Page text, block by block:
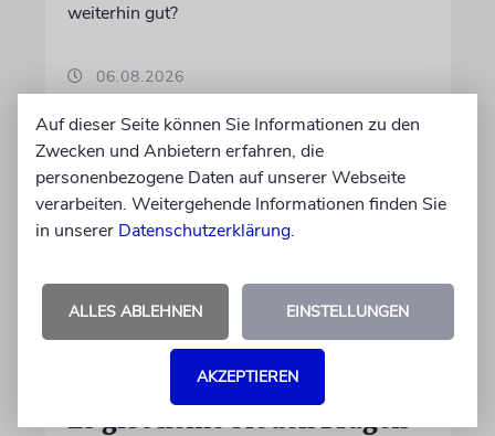
weiterhin gut?
06.08.2026
KULTURKOLUMNE
Auf dieser Seite können Sie Informationen zu den
Zwecken und Anbietern erfahren, die
personenbezogene Daten auf unserer Webseite
verarbeiten. Weitergehende Informationen finden Sie
in unserer Datenschutzerklärung.
ALLES ABLEHNEN EINSTELLUNGEN
AKZEPTIEREN